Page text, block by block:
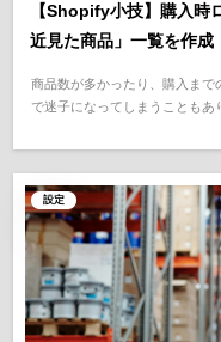
【Shopify小技】購入時
近見た商品」一覧を作成
商品数が多かったり、購入まで
で迷子になってしまうこともあ
設定